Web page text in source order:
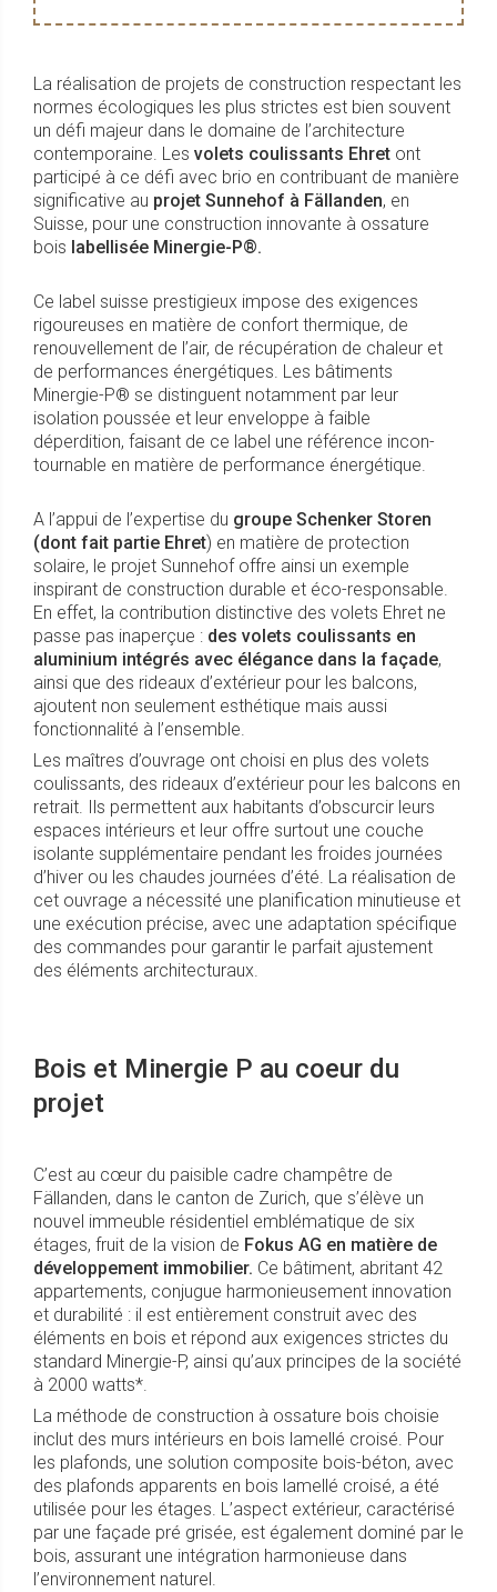
La réalisation de projets de construction respectant les
normes écologiques les plus strictes est bien souvent
un défi majeur dans le domaine de l’architecture
contemporaine. Les volets coulissants Ehret ont
participé à ce défi avec brio en contribuant de manière
significative au projet Sunnehof à Fällanden, en
Suisse, pour une construction innovante à ossature
bois labellisée Minergie-P®.
Ce label suisse prestigieux impose des exigences
rigoureuses en matière de confort thermique, de
renouvellement de l’air, de récupération de chaleur et
de performances énergétiques. Les bâtiments
Minergie-P® se distinguent notamment par leur
isolation poussée et leur enveloppe à faible
déperdition, faisant de ce label une référence incon-
tournable en matière de performance énergétique.
A l’appui de l’expertise du groupe Schenker Storen
(dont fait partie Ehret) en matière de protection
solaire, le projet Sunnehof offre ainsi un exemple
inspirant de construction durable et éco-responsable.
En effet, la contribution distinctive des volets Ehret ne
passe pas inaperçue : des volets coulissants en
aluminium intégrés avec élégance dans la façade,
ainsi que des rideaux d’extérieur pour les balcons,
ajoutent non seulement esthétique mais aussi
fonctionnalité à l’ensemble.
Les maîtres d’ouvrage ont choisi en plus des volets
coulissants, des rideaux d’extérieur pour les balcons en
retrait. Ils permettent aux habitants d’obscurcir leurs
espaces intérieurs et leur offre surtout une couche
isolante supplémentaire pendant les froides journées
d’hiver ou les chaudes journées d’été. La réalisation de
cet ouvrage a nécessité une planification minutieuse et
une exécution précise, avec une adaptation spécifique
des commandes pour garantir le parfait ajustement
des éléments architecturaux.
Bois et Minergie P au coeur du
projet
C’est au cœur du paisible cadre champêtre de
Fällanden, dans le canton de Zurich, que s’élève un
nouvel immeuble résidentiel emblématique de six
étages, fruit de la vision de Fokus AG en matière de
développement immobilier. Ce bâtiment, abritant 42
appartements, conjugue harmonieusement innovation
et durabilité : il est entièrement construit avec des
éléments en bois et répond aux exigences strictes du
standard Minergie-P, ainsi qu’aux principes de la société
à 2000 watts*.
La méthode de construction à ossature bois choisie
inclut des murs intérieurs en bois lamellé croisé. Pour
les plafonds, une solution composite bois-béton, avec
des plafonds apparents en bois lamellé croisé, a été
utilisée pour les étages. L’aspect extérieur, caractérisé
par une façade pré grisée, est également dominé par le
bois, assurant une intégration harmonieuse dans
l’environnement naturel.